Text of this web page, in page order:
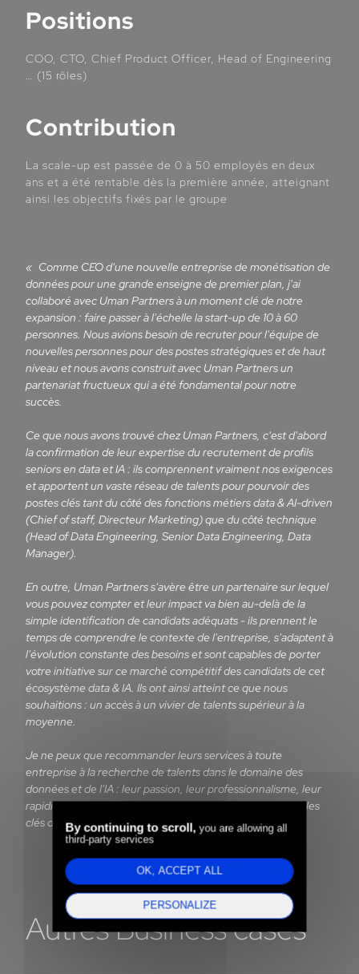
Positions
COO, CTO, Chief Product Officer, Head of Engineering
… (15 rôles)
Contribution
La scale-up est passée de 0 à 50 employés en deux
ans et a été rentable dès la première année, atteignant
ainsi les objectifs fixés par le groupe
Comme CEO d'une nouvelle entreprise de monétisation de
données pour une grande enseigne de premier plan, j'ai
collaboré avec Uman Partners à un moment clé de notre
expansion : faire passer à l'échelle la start-up de 10 à 60
personnes. Nous avions besoin de recruter pour l'équipe de
nouvelles personnes pour des postes stratégiques et de haut
niveau et nous avons construit avec Uman Partners un
partenariat fructueux qui a été fondamental pour notre
succès.
Ce que nous avons trouvé chez Uman Partners, c'est d'abord
la confirmation de leur expertise du recrutement de profils
seniors en data et IA : ils comprennent vraiment nos exigences
et apportent un vaste réseau de talents pour pourvoir des
postes clés tant du côté des fonctions métiers data & AI-driven
(Chief of staff, Directeur Marketing) que du côté technique
(Head of Data Engineering, Senior Data Engineering, Data
Manager).
En outre, Uman Partners s'avère être un partenaire sur lequel
vous pouvez compter et leur impact va bien au-delà de la
simple identification de candidats adéquats - ils prennent le
temps de comprendre le contexte de l'entreprise, s'adaptent à
l'évolution constante des besoins et sont capables de porter
votre initiative sur ce marché compétitif des candidats de cet
écosystème data & IA. Ils ont ainsi atteint ce que nous
souhaitions : un accès à un vivier de talents supérieur à la
moyenne.
Je ne peux que recommander leurs services à toute
entreprise à la recherche de talents dans le domaine des
données et de l'IA : leur passion, leur professionnalisme, leur
rapidité, leur agilité et leur grande valeur ajoutée ont été les
clés de notre succès !
Etienne Sanquer-Foing - CEO Aware
Autres Business cases
By continuing to scroll, you are allowing all
third-party services
OK, ACCEPT ALL
PERSONALIZE